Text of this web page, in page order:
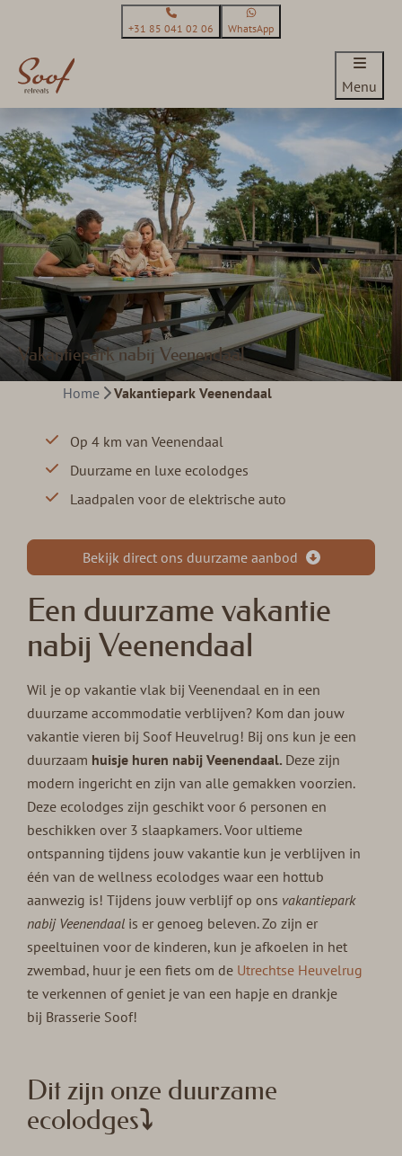
+31 85 041 02 06 WhatsApp
Menu
Vakantiepark nabij Veenendaal
Home Vakantiepark Veenendaal
Op 4 km van Veenendaal
Duurzame en luxe ecolodges
Laadpalen voor de elektrische auto
Bekijk direct ons duurzame aanbod
Een duurzame vakantie
nabij Veenendaal
Wil je op vakantie vlak bij Veenendaal en in een
duurzame accommodatie verblijven? Kom dan jouw
vakantie vieren bij Soof Heuvelrug! Bij ons kun je een
duurzaam huisje huren nabij Veenendaal. Deze zijn
modern ingericht en zijn van alle gemakken voorzien.
Deze ecolodges zijn geschikt voor 6 personen en
beschikken over 3 slaapkamers. Voor ultieme
ontspanning tijdens jouw vakantie kun je verblijven in
één van de wellness ecolodges waar een hottub
aanwezig is! Tijdens jouw verblijf op ons vakantiepark
nabij Veenendaal is er genoeg beleven. Zo zijn er
speeltuinen voor de kinderen, kun je afkoelen in het
zwembad, huur je een fiets om de Utrechtse Heuvelrug
te verkennen of geniet je van een hapje en drankje
bij Brasserie Soof!
Dit zijn onze duurzame
ecolodges⤵